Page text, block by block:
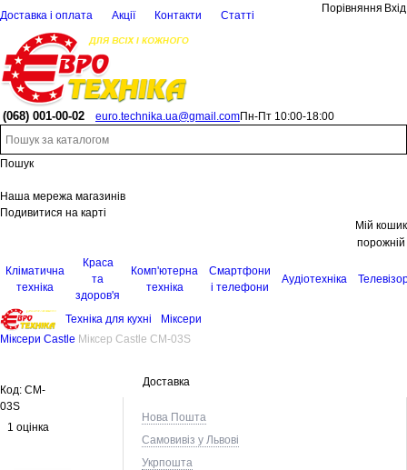
Доставка і оплата Акції Контакти Статті
Порівняння Вхід
(068) 001-00-02 euro.technika.ua@gmail.comПн-Пт 10:00-18:00
Пошук
Наша мережа магазинів
Подивитися на карті
Мій кошик
порожній
Кліматична
техніка
Краса
та
здоров'я
Комп'ютерна
техніка
Смартфони
і телефони
Аудіотехніка
Техніка для кухні
Міксери
Міксери Castle Міксер Castle CM-03S
Доставка
Нова Пошта
Самовивіз у Львові
Укрпошта
Код: CM-
03S
1 оцінка